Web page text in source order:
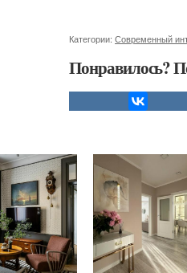
Категории: Современный
Понравилось?